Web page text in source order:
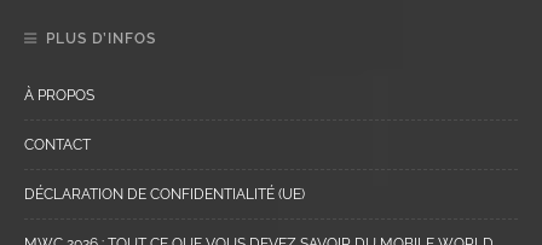
PLUS D’INFOS
À PROPOS
CONTACT
DÉCLARATION DE CONFIDENTIALITÉ (UE)